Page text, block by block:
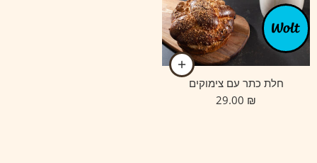
חלת כתר עם צימוקים
₪